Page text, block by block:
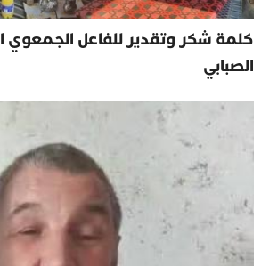
كلمة شكر وتقدير للفاعل الجمعوي
الصبابي